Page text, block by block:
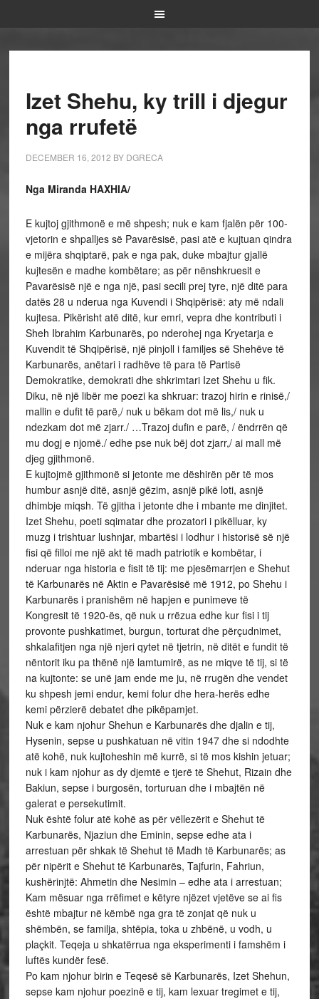
Izet Shehu, ky trill i djegur
nga rrufetë
DECEMBER 16, 2012 BY DGRECA
Nga Miranda HAXHIA/
E kujtoj gjithmonë e më shpesh; nuk e kam fjalën për 100-
vjetorin e shpalljes së Pavarësisë, pasi atë e kujtuan qindra
e mijëra shqiptarë, pak e nga pak, duke mbajtur gjallë
kujtesën e madhe kombëtare; as për nënshkruesit e
Pavarësisë një e nga një, pasi secili prej tyre, një ditë para
datës 28 u nderua nga Kuvendi i Shqipërisë: aty më ndali
kujtesa. Pikërisht atë ditë, kur emri, vepra dhe kontributi i
Sheh Ibrahim Karbunarës, po nderohej nga Kryetarja e
Kuvendit të Shqipërisë, një pinjoll i familjes së Shehëve të
Karbunarës, anëtari i radhëve të para të Partisë
Demokratike, demokrati dhe shkrimtari Izet Shehu u fik.
Diku, në një libër me poezi ka shkruar: trazoj hirin e rinisë,/
mallin e dufit të parë,/ nuk u bëkam dot më lis,/ nuk u
ndezkam dot më zjarr./ …Trazoj dufin e parë, / ëndrrën që
mu dogj e njomë./ edhe pse nuk bëj dot zjarr,/ ai mall më
djeg gjithmonë.
E kujtojmë gjithmonë si jetonte me dëshirën për të mos
humbur asnjë ditë, asnjë gëzim, asnjë pikë loti, asnjë
dhimbje miqsh. Të gjitha i jetonte dhe i mbante me dinjitet.
Izet Shehu, poeti sqimatar dhe prozatori i pikëlluar, ky
muzg i trishtuar lushnjar, mbartësi i lodhur i historisë së një
fisi që filloi me një akt të madh patriotik e kombëtar, i
nderuar nga historia e fisit të tij: me pjesëmarrjen e Shehut
të Karbunarës në Aktin e Pavarësisë më 1912, po Shehu i
Karbunarës i pranishëm në hapjen e punimeve të
Kongresit të 1920-ës, që nuk u rrëzua edhe kur fisi i tij
provonte pushkatimet, burgun, torturat dhe përçudnimet,
shkalafitjen nga një njeri qytet në tjetrin, në ditët e fundit të
nëntorit iku pa thënë një lamtumirë, as ne miqve të tij, si të
na kujtonte: se unë jam ende me ju, në rrugën dhe vendet
ku shpesh jemi endur, kemi folur dhe hera-herës edhe
kemi përzierë debatet dhe pikëpamjet.
Nuk e kam njohur Shehun e Karbunarës dhe djalin e tij,
Hysenin, sepse u pushkatuan në vitin 1947 dhe si ndodhte
atë kohë, nuk kujtoheshin më kurrë, si të mos kishin jetuar;
nuk i kam njohur as dy djemtë e tjerë të Shehut, Rizain dhe
Bakiun, sepse i burgosën, torturuan dhe i mbajtën në
galerat e persekutimit.
Nuk është folur atë kohë as për vëllezërit e Shehut të
Karbunarës, Njaziun dhe Eminin, sepse edhe ata i
arrestuan për shkak të Shehut të Madh të Karbunarës; as
për nipërit e Shehut të Karbunarës, Tajfurin, Fahriun,
kushërinjtë: Ahmetin dhe Nesimin – edhe ata i arrestuan;
Kam mësuar nga rrëfimet e këtyre njëzet vjetëve se ai fis
është mbajtur në këmbë nga gra të zonjat që nuk u
shëmbën, se familja, shtëpia, toka u zhbënë, u vodh, u
plaçkit. Teqeja u shkatërrua nga eksperimenti i famshëm i
luftës kundër fesë.
Po kam njohur birin e Teqesë së Karbunarës, Izet Shehun,
sepse kam njohur poezinë e tij, kam lexuar tregimet e tij,